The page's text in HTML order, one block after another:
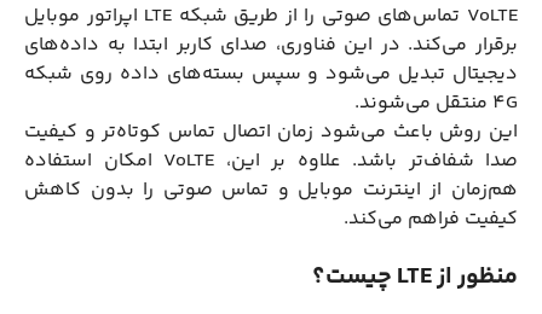
VoLTE تماس‌های صوتی را از طریق شبکه LTE اپراتور موبایل
برقرار می‌کند. در این فناوری، صدای کاربر ابتدا به داده‌های
دیجیتال تبدیل می‌شود و سپس بسته‌های داده روی شبکه
4G منتقل می‌شوند.
این روش باعث می‌شود زمان اتصال تماس کوتاه‌تر و کیفیت
صدا شفاف‌تر باشد. علاوه بر این، VoLTE امکان استفاده
هم‌زمان از اینترنت موبایل و تماس صوتی را بدون کاهش
کیفیت فراهم می‌کند.
منظور از LTE چیست؟